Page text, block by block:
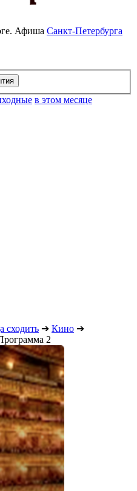
Афиша Санкт-Петербурга
в этом месяце
сходить ➔ Кино ➔
2